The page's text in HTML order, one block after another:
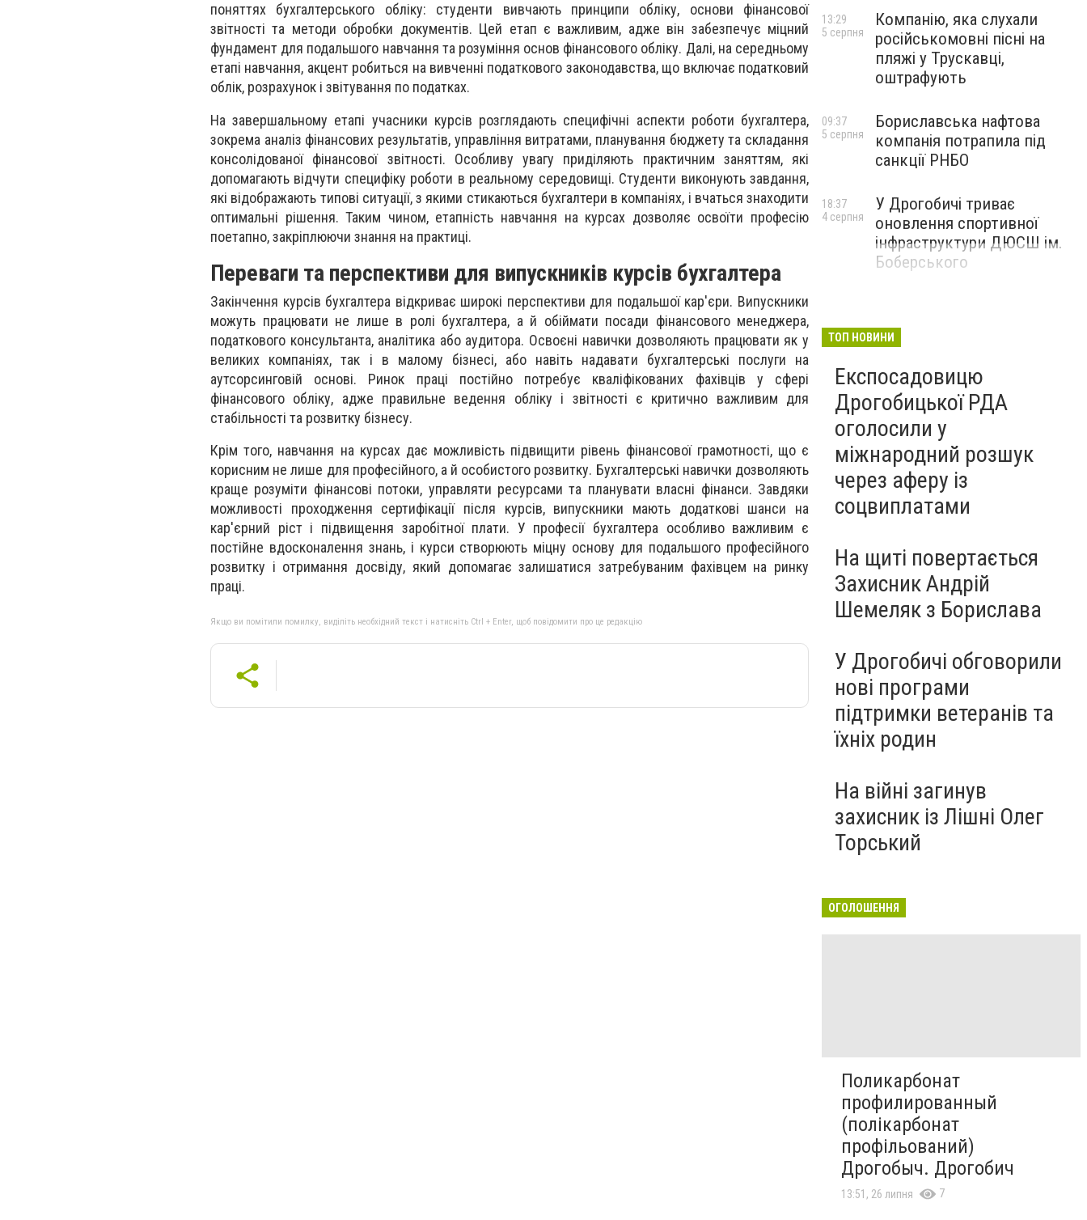
поняттях бухгалтерського обліку: студенти вивчають принципи обліку, основи фінансової
звітності та методи обробки документів. Цей етап є важливим, адже він забезпечує міцний
фундамент для подальшого навчання та розуміння основ фінансового обліку. Далі, на середньому
етапі навчання, акцент робиться на вивченні податкового законодавства, що включає податковий
облік, розрахунок і звітування по податках.
На завершальному етапі учасники курсів розглядають специфічні аспекти роботи бухгалтера,
зокрема аналіз фінансових результатів, управління витратами, планування бюджету та складання
консолідованої фінансової звітності. Особливу увагу приділяють практичним заняттям, які
допомагають відчути специфіку роботи в реальному середовищі. Студенти виконують завдання,
які відображають типові ситуації, з якими стикаються бухгалтери в компаніях, і вчаться знаходити
оптимальні рішення. Таким чином, етапність навчання на курсах дозволяє освоїти професію
поетапно, закріплюючи знання на практиці.
Переваги та перспективи для випускників курсів бухгалтера
Закінчення курсів бухгалтера відкриває широкі перспективи для подальшої кар'єри. Випускники
можуть працювати не лише в ролі бухгалтера, а й обіймати посади фінансового менеджера,
податкового консультанта, аналітика або аудитора. Освоєні навички дозволяють працювати як у
великих компаніях, так і в малому бізнесі, або навіть надавати бухгалтерські послуги на
аутсорсинговій основі. Ринок праці постійно потребує кваліфікованих фахівців у сфері
фінансового обліку, адже правильне ведення обліку і звітності є критично важливим для
стабільності та розвитку бізнесу.
Крім того, навчання на курсах дає можливість підвищити рівень фінансової грамотності, що є
корисним не лише для професійного, а й особистого розвитку. Бухгалтерські навички дозволяють
краще розуміти фінансові потоки, управляти ресурсами та планувати власні фінанси. Завдяки
можливості проходження сертифікації після курсів, випускники мають додаткові шанси на
кар'єрний ріст і підвищення заробітної плати. У професії бухгалтера особливо важливим є
постійне вдосконалення знань, і курси створюють міцну основу для подальшого професійного
розвитку і отримання досвіду, який допомагає залишатися затребуваним фахівцем на ринку
праці.
Якщо ви помітили помилку, виділіть необхідний текст і натисніть Ctrl + Enter, щоб повідомити про це редакцію
Компанію, яка слухали
російськомовні пісні на
пляжі у Трускавці,
оштрафують
13:29
5 серпня
Бориславська нафтова
компанія потрапила під
санкції РНБО
09:37
5 серпня
У Дрогобичі триває
оновлення спортивної
інфраструктури ДЮСШ ім.
Боберського
18:37
4 серпня
ТОП НОВИНИ
Експосадовицю
Дрогобицької РДА
оголосили у
міжнародний розшук
через аферу із
соцвиплатами
На щиті повертається
Захисник Андрій
Шемеляк з Борислава
У Дрогобичі обговорили
нові програми
підтримки ветеранів та
їхніх родин
На війні загинув
захисник із Лішні Олег
Торський
ОГОЛОШЕННЯ
Поликарбонат
профилированный
(полікарбонат
профільований)
Дрогобыч. Дрогобич
13:51, 26 липня 7